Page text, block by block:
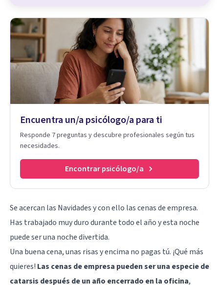
Encuentra un/a psicólogo/a para ti
Responde 7 preguntas y descubre profesionales según tus
necesidades.
Encontrar psicólogo/a
Se acercan las Navidadesy con ello las cenas de empresa.
Has trabajado muy duro durante todo el año y esta noche
puede ser una noche divertida.
Una buena cena, unas risas y encima no pagas tú. ¡Qué más
quieres! Las cenas de empresa pueden ser una especie de
catarsis después de un año encerrado en la oficina,